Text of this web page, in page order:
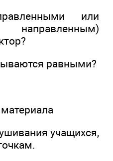
или
направленным)
равными?
учащихся,